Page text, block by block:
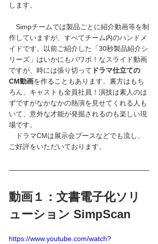
します。
Simpチームでは製品ごとに紹介動画等を制
作していますが、すべてチーム内のハンドメ
イドです。以前ご紹介した「30秒製品紹介シ
リーズ」はいかにもパワポ！なスライド動画
ですが、時には張り切って ドラマ仕立ての
CM動画を作ることもあります。裏方はもち
ろん、キャストも全員社員！演技は素人のは
ずですがなかなかの熱演を見せてくれる人も
いて、意外な才能が発掘されるのも楽しい現
場です。
ドラマCMは展示会ブースなどでも流し、
ご好評をいただいております。
動画１：文書電子化ソリ
ューション SimpScan
https://www.youtube.com/watch?